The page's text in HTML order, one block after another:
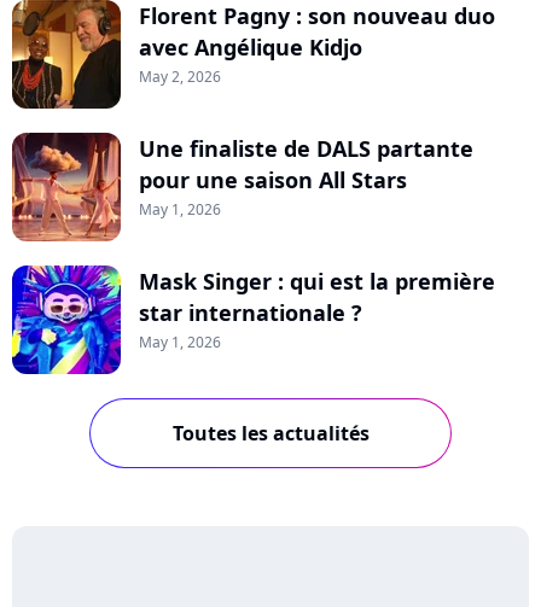
Florent Pagny : son nouveau duo
avec Angélique Kidjo
May 2, 2026
Une finaliste de DALS partante
pour une saison All Stars
May 1, 2026
Mask Singer : qui est la première
star internationale ?
May 1, 2026
Toutes les actualités